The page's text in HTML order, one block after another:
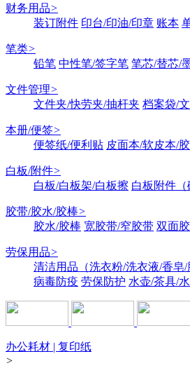
财务用品>
装订附件 印台/印油/印章 账本
笔类>
铅笔 中性笔/签字笔 笔芯/替芯/
文件管理>
文件夹/快劳夹/抽杆夹 档案袋/
本册/便签>
便签纸/便利贴 皮面本/软皮本/
白板/附件>
白板/白板架/白板擦 白板附件（
胶带/胶水/胶棒>
胶水/胶棒 宽胶带/窄胶带 双面
劳保用品>
清洁用品（洗衣粉/洗衣液/香皂
病毒防疫 劳保防护 水壶/茶具/
办公耗材 | 复印纸
>